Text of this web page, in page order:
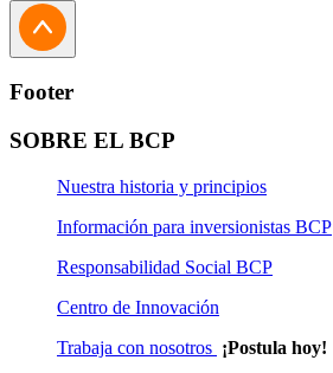
Footer
SOBRE EL BCP
Nuestra historia y principios
Información para inversionistas BCP
Responsabilidad Social BCP
Centro de Innovación
Trabaja con nosotros ¡Postula hoy!